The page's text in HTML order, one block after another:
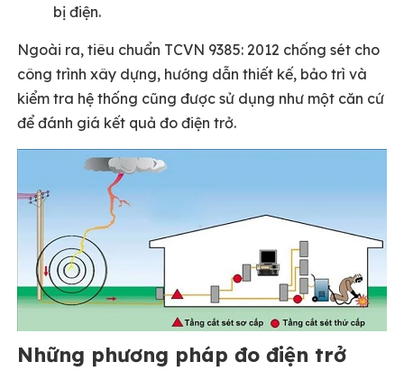
bị điện.
Ngoài ra, tiêu chuẩn TCVN 9385: 2012 chống sét cho
công trình xây dựng, hướng dẫn thiết kế, bảo trì và
kiểm tra hệ thống cũng được sử dụng như một căn cứ
để đánh giá kết quả đo điện trở.
Những phương pháp đo điện trở